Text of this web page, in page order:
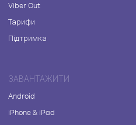
Viber Out
Тарифи
Підтримка
ЗАВАНТАЖИТИ
Android
iPhone & iPad